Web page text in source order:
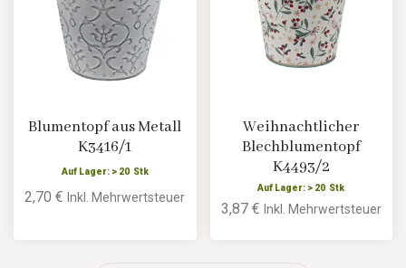
Blumentopf aus Metall
K3416/1
Auf Lager: > 20 Stk
2,70 €Inkl. Mehrwertsteuer
Weihnachtlicher
Blechblumentopf
K4493/2
Auf Lager: > 20 Stk
3,87 € Inkl. Mehrwertsteuer